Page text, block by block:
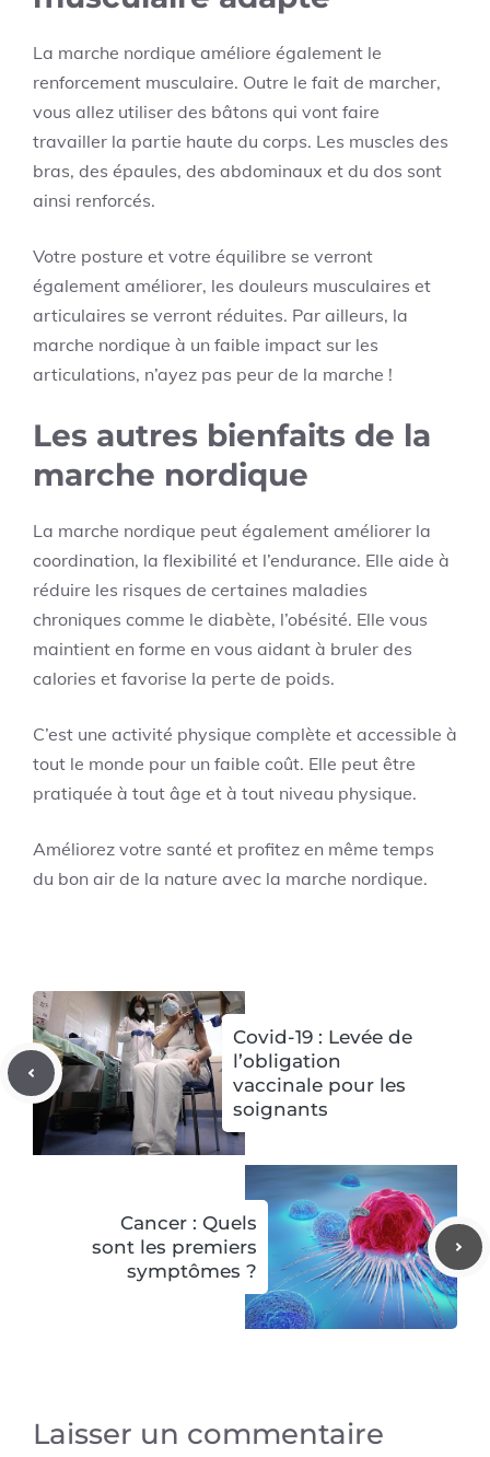
La marche nordique améliore également le
renforcement musculaire. Outre le fait de marcher,
vous allez utiliser des bâtons qui vont faire
travailler la partie haute du corps. Les muscles des
bras, des épaules, des abdominaux et du dos sont
ainsi renforcés.
Votre posture et votre équilibre se verront
également améliorer, les douleurs musculaires et
articulaires se verront réduites. Par ailleurs, la
marche nordique à un faible impact sur les
articulations, n’ayez pas peur de la marche !
Les autres bienfaits de la
marche nordique
La marche nordique peut également améliorer la
coordination, la flexibilité et l’endurance. Elle aide à
réduire les risques de certaines maladies
chroniques comme le diabète, l’obésité. Elle vous
maintient en forme en vous aidant à bruler des
calories et favorise la perte de poids.
C’est une activité physique complète et accessible à
tout le monde pour un faible coût. Elle peut être
pratiquée à tout âge et à tout niveau physique.
Améliorez votre santé et profitez en même temps
du bon air de la nature avec la marche nordique.
Covid-19 : Levée de
l’obligation
vaccinale pour les
soignants
Cancer : Quels
sont les premiers
symptômes ?
Laisser un commentaire